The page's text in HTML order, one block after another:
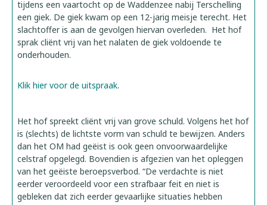
tijdens een vaartocht op de Waddenzee nabij Terschelling
een giek. De giek kwam op een 12-jarig meisje terecht. Het
slachtoffer is aan de gevolgen hiervan overleden. Het hof
sprak cliënt vrij van het nalaten de giek voldoende te
onderhouden.
Klik hier voor de uitspraak.
Het hof spreekt cliënt vrij van grove schuld. Volgens het hof
is (slechts) de lichtste vorm van schuld te bewijzen. Anders
dan het OM had geëist is ook geen onvoorwaardelijke
celstraf opgelegd. Bovendien is afgezien van het opleggen
van het geëiste beroepsverbod. “De verdachte is niet
eerder veroordeeld voor een strafbaar feit en niet is
gebleken dat zich eerder gevaarlijke situaties hebben